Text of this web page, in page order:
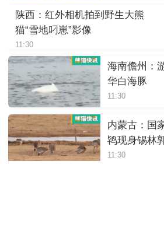
陕西：红外相机拍到野生大熊
猫“雪地叼崽”影像
11:30
海南儋州：
华白海豚
11:30
内蒙古：国
鸨现身锡林
11:30